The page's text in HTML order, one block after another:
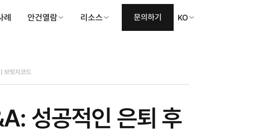
례 안건열람 리소스 문의하기 KO
브릿지코드
성공적인 은퇴 후